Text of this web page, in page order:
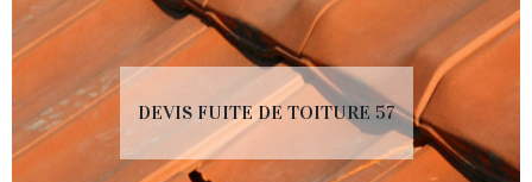
DEVIS FUITE DE TOITURE 57